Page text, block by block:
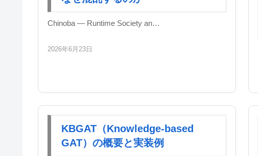
Chinoba — Runtime Society an…
2026年6月23日
KBGAT（Knowledge-based
GAT）の概要と実装例